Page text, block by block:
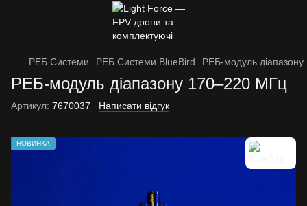
РЕБ Системи РЕБ Системи BlueBird РЕБ-модуль
РЕБ-модуль діапазону 170–220 МГц
Артикул: 7670037 Написати відгук
НОВИНКА